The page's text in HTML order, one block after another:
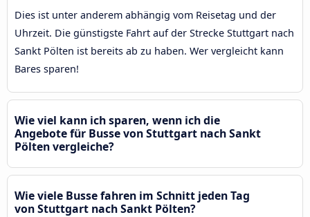
Dies ist unter anderem abhängig vom Reisetag und der
Uhrzeit. Die günstigste Fahrt auf der Strecke Stuttgart nach
Sankt Pölten ist bereits ab zu haben. Wer vergleicht kann
Bares sparen!
Wie viel kann ich sparen, wenn ich die
Angebote für Busse von Stuttgart nach Sankt
Pölten vergleiche?
Wie viele Busse fahren im Schnitt jeden Tag
von Stuttgart nach Sankt Pölten?